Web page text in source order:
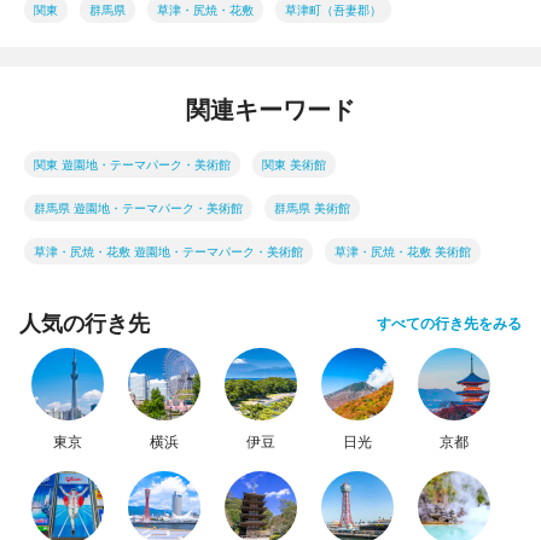
関東 群馬県 草津・尻焼・花敷 草津町（吾妻郡）
関連キーワード
関東 遊園地・テーマパーク・美術館 関東 美術館
群馬県 遊園地・テーマパーク・美術館 群馬県 美術館
草津・尻焼・花敷 遊園地・テーマパーク・美術館 草津・尻焼・花敷 美術館
人気の行き先 すべての行き先をみる
東京 横浜 伊豆 日光 京都